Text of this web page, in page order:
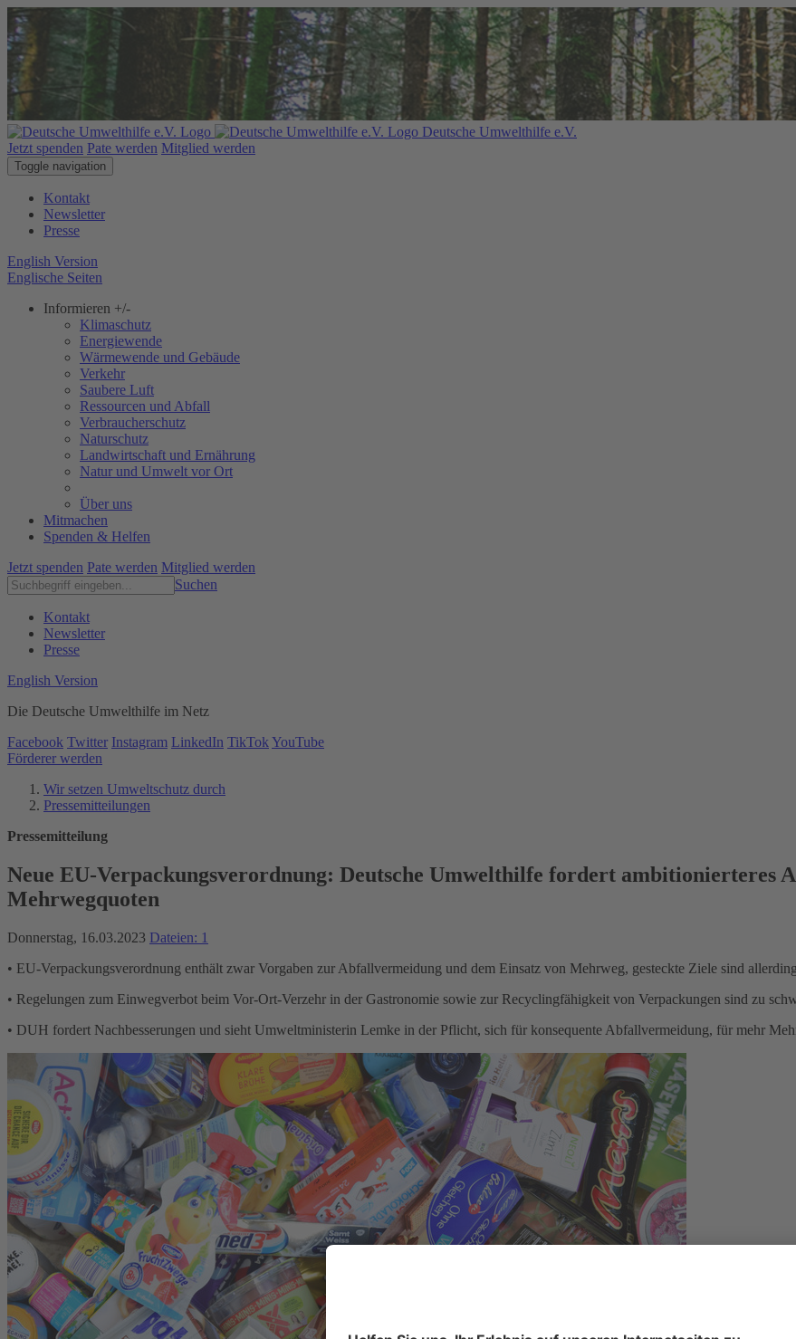
Deutsche Umwelthilfe e.V.
Jetzt spenden Pate werden Mitglied werden
Toggle navigation
Kontakt
Newsletter
Presse
English Version
Englische Seiten
Informieren +/-
Klimaschutz
Energiewende
Wärmewende und Gebäude
Verkehr
Saubere Luft
Ressourcen und Abfall
Verbraucherschutz
Naturschutz
Landwirtschaft und Ernährung
Natur und Umwelt vor Ort
Über uns
Mitmachen
Spenden & Helfen
Jetzt spenden Pate werden Mitglied werden
Suchen
Kontakt
Newsletter
Presse
English Version
Die Deutsche Umwelthilfe im Netz
Facebook Twitter Instagram LinkedIn TikTok YouTube
Förderer werden
Wir setzen Umweltschutz durch
Pressemitteilungen
Pressemitteilung
Neue EU-Verpackungsverordnung: Deutsche Umwelthilfe fordert ambitionierteres
Mehrwegquoten
Donnerstag, 16.03.2023 Dateien: 1
• EU-Verpackungsverordnung enthält zwar Vorgaben zur Abfallvermeidung und dem Einsatz von Mehrweg, gesteckte Ziele sind
• Regelungen zum Einwegverbot beim Vor-Ort-Verzehr in der Gastronomie sowie zur Recyclingfähigkeit von Verpackungen sind zu
• DUH fordert Nachbesserungen und sieht Umweltministerin Lemke in der Pflicht, sich für konsequente Abfallvermeidung, für mehr